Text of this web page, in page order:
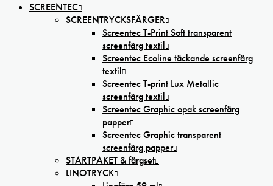
SCREENTEC
SCREENTRYCKSFÄRGER
Screentec T-Print Soft transparent
screenfärg textil
Screentec Ecoline täckande screenfärg
textil
Screentec T-print Lux Metallic
screenfärg textil
Screentec Graphic opak screenfärg
papper
Screentec Graphic transparent
screenfärg papper
STARTPAKET & färgset
LINOTRYCK